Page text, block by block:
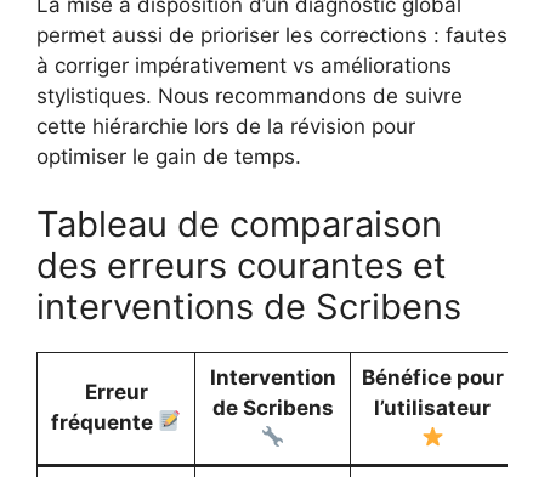
La mise à disposition d’un diagnostic global
permet aussi de prioriser les corrections : fautes
à corriger impérativement vs améliorations
stylistiques. Nous recommandons de suivre
cette hiérarchie lors de la révision pour
optimiser le gain de temps.
Tableau de comparaison
des erreurs courantes et
interventions de Scribens
Erreur
fréquente
Intervention
de Scribens
Bénéfice pour
l’utilisateur